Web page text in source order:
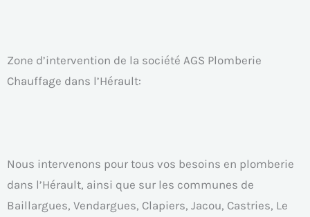
Zone d’intervention de la société AGS Plomberie
Chauffage dans l’Hérault:
Nous intervenons pour tous vos besoins en plomberie
dans l’Hérault, ainsi que sur les communes de
Baillargues, Vendargues, Clapiers, Jacou, Castries, Le